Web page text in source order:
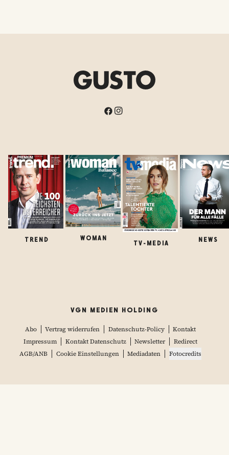
TREND WOMAN
TV-MEDIA
NEWS
VGN MEDIEN HOLDING
Abo Vertrag widerrufen Datenschutz-Policy
Kontakt
Impressum
Kontakt Datenschutz Newsletter
Redirect
AGB/ANB
Cookie Einstellungen Mediadaten Fotocredits